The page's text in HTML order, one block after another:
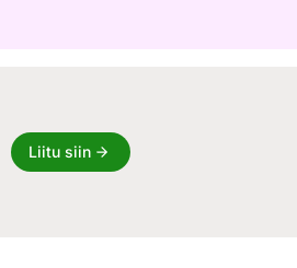
Liitu siin